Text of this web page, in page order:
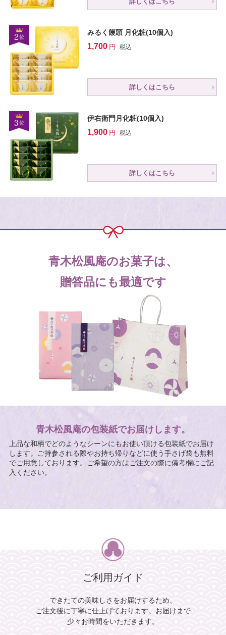
みるく饅頭 月化粧(10個入)
1,700 税込
詳しくはこちら
伊右衛門月化粧(10個入)
1,900 税込
詳しくはこちら
青木松風庵のお菓子は、
贈答品にも最適です
青木松風庵の包装紙でお届けします。
上品な和柄でどのようなシーンにもお使い頂ける包装紙でお届け
します。ご持参される際やお持ち帰りなどに使う手さげ袋も無料
でご用意しております。ご希望の方はご注文の際に備考欄にご記
入ください。
ご利用ガイド
できたての美味しさをお届けするため、
ご注文後に丁寧に仕上げております。 お届けまで
少々お時間をいただきます。